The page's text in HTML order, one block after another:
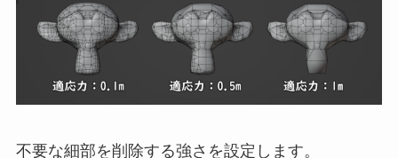
不要な細部を削除する強さを設定します。